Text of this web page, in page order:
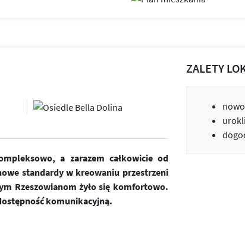
a zarazem całkowicie od
standardy w kreowaniu przestrzeni
Rzeszowianom żyło się komfortowo.
komunikacyjną.
ZALETY